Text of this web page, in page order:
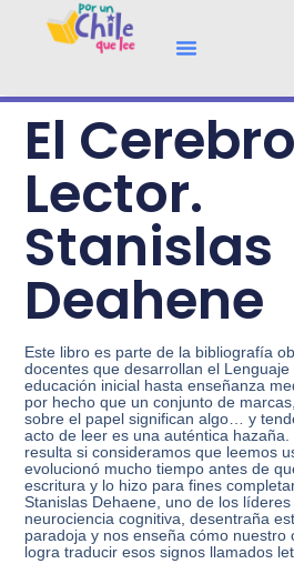
El Cerebro
Lector.
Stanislas
Deahene
Este libro es parte de la bibliografía
docentes que desarrollan el
educación inicial hasta enseñanza
por hecho que un conjunto de
sobre el papel significan algo… y
acto de leer es una auténtica
resulta si consideramos que leemos
evolucionó mucho tiempo antes de
escritura y lo hizo para fines
Stanislas Dehaene, uno de los
neurociencia cognitiva, desentraña
paradoja y nos enseña cómo nuestro
logra traducir esos signos llamados